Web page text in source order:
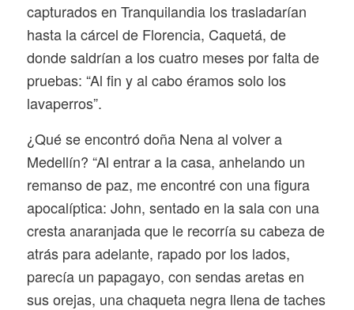
capturados en Tranquilandia los trasladarían
hasta la cárcel de Florencia, Caquetá, de
donde saldrían a los cuatro meses por falta de
pruebas: “Al fin y al cabo éramos solo los
lavaperros”.
¿Qué se encontró doña Nena al volver a
Medellín? “Al entrar a la casa, anhelando un
remanso de paz, me encontré con una figura
apocalíptica: John, sentado en la sala con una
cresta anaranjada que le recorría su cabeza de
atrás para adelante, rapado por los lados,
parecía un papagayo, con sendas aretas en
sus orejas, una chaqueta negra llena de taches